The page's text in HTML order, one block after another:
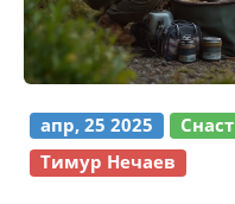
апр, 25 2025
Тимур Нечаев